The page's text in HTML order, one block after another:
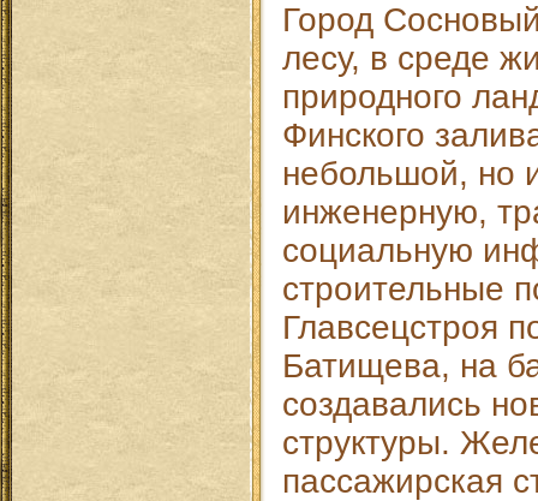
Город
лесу, в среде
природного
Финского
небольшой, но
инженерную,
социальную
строительные
Главсецстроя
Батищева, на
создавались
структуры.
пассажирская